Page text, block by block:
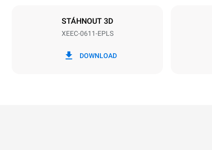
STÁHNOUT 3D
XEEC-0611-EPLS
DOWNLOAD